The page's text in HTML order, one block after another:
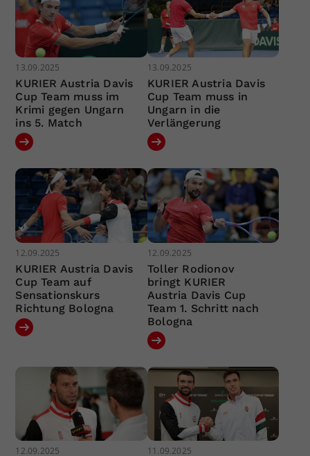
13.09.2025
KURIER Austria Davis
Cup Team muss im
Krimi gegen Ungarn
ins 5. Match
13.09.2025
KURIER Austria Davis
Cup Team muss in
Ungarn in die
Verlängerung
12.09.2025
KURIER Austria Davis
Cup Team auf
Sensationskurs
Richtung Bologna
12.09.2025
Toller Rodionov
bringt KURIER
Austria Davis Cup
Team 1. Schritt nach
Bologna
12.09.2025 11.09.2025